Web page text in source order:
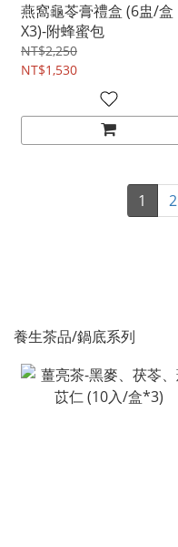
燕窩龜苓膏禮盒 (6盅/盒
X3)-附蜂蜜包
NT$2,250
NT$1,530
1 2
養生茶品/鍋底系列